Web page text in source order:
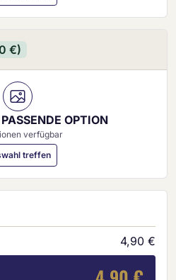
€)
OPTION
verfügbar
treffen
4,90 €